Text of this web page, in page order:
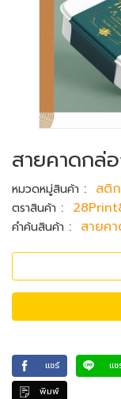
สายคาดกล่
หมวดหมู่สินค้า : สติ
ตราสินค้า :
คำค้นสินค้า : สายค
แชร์ แช
พิมพ์